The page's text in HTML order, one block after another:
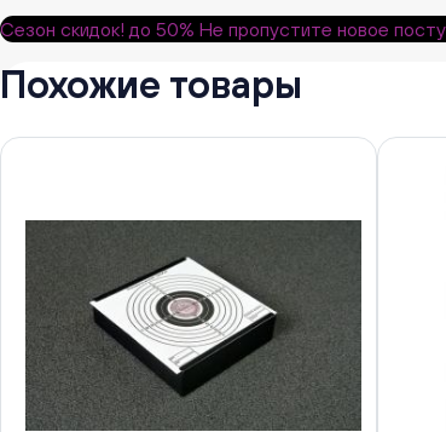
Сезон скидок! до 50% Не пропустите новое
Похожие товары